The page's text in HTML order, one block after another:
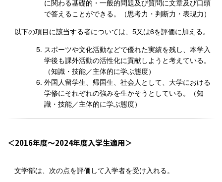
に関わる基礎的・一般的問題及び質問に文章及び口頭
で答えることができる。（思考力・判断力・表現力）
以下の項目に該当する者については、5又は6を評価に加える。
スポーツや文化活動などで優れた実績を残し、本学入
学後も課外活動の活性化に貢献しようと考えている。
（知識・技能／主体的に学ぶ態度）
外国人留学生、帰国生、社会人として、大学における
学修にそれぞれの強みを生かそうとしている。（知
識・技能／主体的に学ぶ態度）
2016年度〜2024年度入学生適用
文学部は、次の点を評価して入学者を受け入れる。